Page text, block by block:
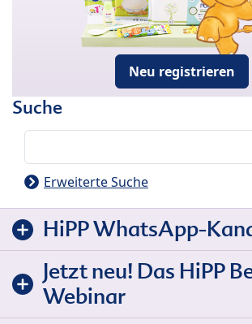
Neu registrieren
Suche
Erweiterte Suche
HiPP WhatsApp-
Jetzt neu! Das HiPP
Webinar